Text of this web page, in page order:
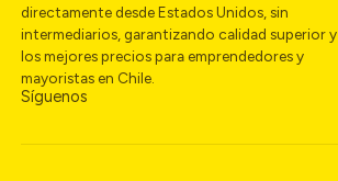
directamente desde Estados Unidos, sin
intermediarios, garantizando calidad superior y
los mejores precios para emprendedores y
mayoristas en Chile.
Síguenos